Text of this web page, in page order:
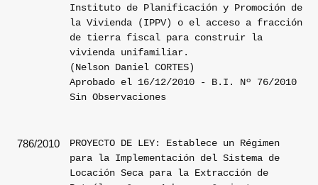
Instituto de Planificación y Promoción de
la Vivienda (IPPV) o el acceso a fracción
de tierra fiscal para construir la
vivienda unifamiliar.
(Nelson Daniel CORTES)
Aprobado el 16/12/2010 - B.I. Nº 76/2010
Sin Observaciones
786/2010
PROYECTO DE LEY: Establece un Régimen
para la Implementación del Sistema de
Locación Seca para la Extracción de